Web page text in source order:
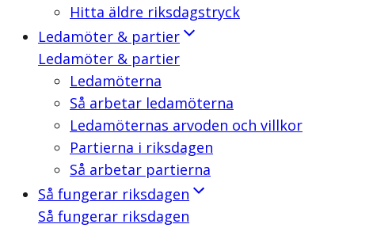
Hitta äldre riksdagstryck
Ledamöter & partier
Ledamöter & partier
Ledamöterna
Så arbetar ledamöterna
Ledamöternas arvoden och villkor
Partierna i riksdagen
Så arbetar partierna
Så fungerar riksdagen
Så fungerar riksdagen